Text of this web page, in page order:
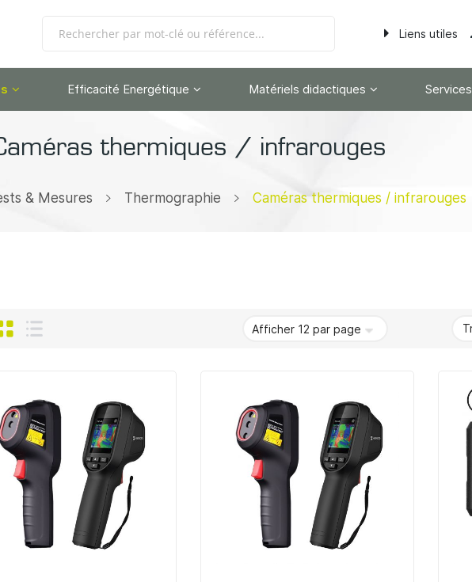
Liens utiles
Efficacité Energétique Matériels didactiques Services
thermiques / infrarouges
& Mesures Thermographie Caméras thermiques / infrarouges
Grille